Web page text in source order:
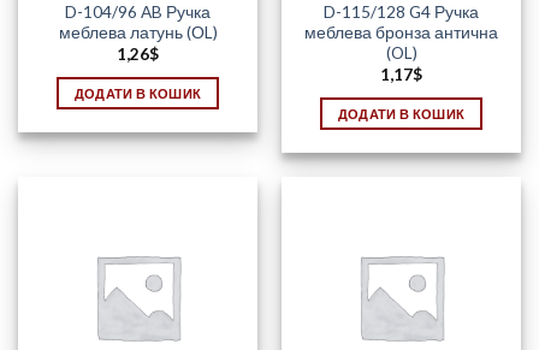
D-104/96 AB Ручка
меблева латунь (ОL)
1,26$
ДОДАТИ В КОШИК
D-115/128 G4 Ручка
меблева бронза антична
(OL)
1,17$
ДОДАТИ В КОШИК